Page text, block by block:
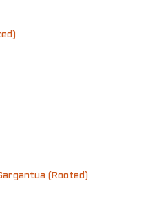
(Rooted)